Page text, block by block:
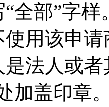
全部”字
用该申
法人或
加盖印章